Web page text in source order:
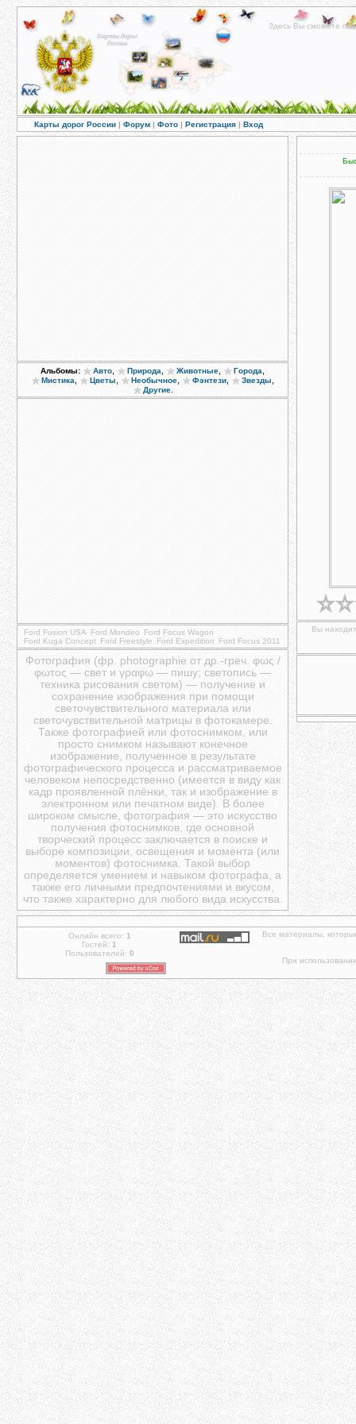
Здесь Вы сможете
Карты дорог России | Форум | Фото | Регистрация | Вход
Альбомы: Авто Природа Животные Города
Мистика Цветы Необычное Фэнтези Звезды
Другие.
Ford Fusion USA Ford Mondeo
Ford Focus Wagon
Ford Kuga Concept Ford Freestyle Ford Expedition Ford Focus 2011
Фотография (фр. photographie от др.-греч. φως /
φωτος — свет и γραφω — пишу; светопись —
техника рисования светом) — получение и
сохранение изображения при помощи
светочувствительного материала или
светочувствительной матрицы в фотокамере.
Также фотографией или фотоснимком, или
просто снимком называют конечное
изображение, полученное в результате
фотографического процесса и рассматриваемое
человеком непосредственно (имеется в виду как
кадр проявленной плёнки, так и изображение в
электронном или печатном виде). В более
широком смысле, фотография — это искусство
получения фотоснимков, где основной
творческий процесс заключается в поиске и
выборе композиции, освещения и момента (или
моментов) фотоснимка. Такой выбор
определяется умением и навыком фотографа, а
также его личными предпочтениями и вкусом,
что также характерно для любого вида искусства.
Вы
Онлайн всего: 1
Гостей: 1
Пользователей: 0
Все материалы,
При